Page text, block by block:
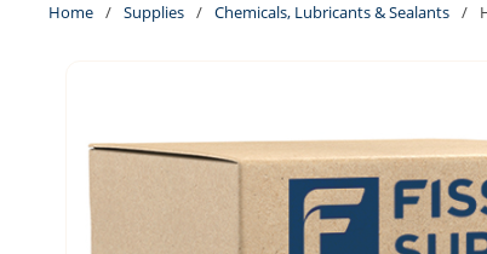
Home / Supplies / Chemicals, Lubricants & Sealants /